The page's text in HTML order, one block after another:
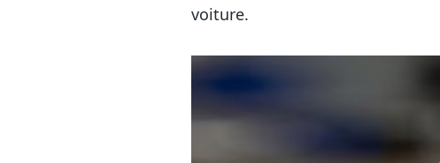
voiture.